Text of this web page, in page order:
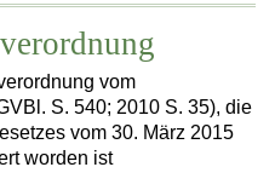
vom
S. 540; 2010 S. 35), die
vom 30. März 2015
worden ist